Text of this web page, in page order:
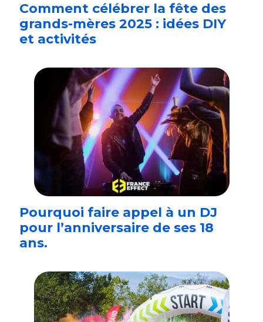
Comment célébrer la fête des
grands-mères 2025 : idées DIY
et activités
Pourquoi faire appel à un DJ
pour l’anniversaire de ses 18
ans.